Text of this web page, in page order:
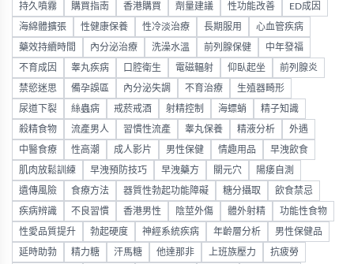
持久噴霧 購買指南 香港購買 劑量建議 性功能改善 ED成因
海綿體擴張 性健康保養 性冷淡治療 長期服用 心血管疾病
藥效持續時間 內分泌治療 洗澡水溫 前列腺保健 中年發福
不育成因 睾丸疾病 口腔衛生 電磁輻射 仰臥起坐 前列腺炎
禁慾迷思 備孕誤區 內分泌失調 不育治療 生殖器畸形
尿道下裂 絲蟲病 戒菸戒酒 射精控制 海螵蛸 精子知識
殺精食物 流產男人 習慣性流產 睾丸保養 精液分析 外遇
中醫食療 性高潮 成人影片 男性保健 情趣用品 早洩飲食
肌肉放鬆訓練 早洩預防技巧 早洩藥方 關元穴 陽痿自測
遺傳風險 食療方法 器質性勃起功能障礙 糖分攝取 飲食禁忌
疾病辨識 不良習慣 香港男性 陰莖外傷 體外射精 功能性食物
性愛品質提升 勃起硬度 神經系統疾病 年齡層分析 男性保健品
延時助勃 精力糖 汗馬糖 他達那非 上班族壓力 抗疲勞